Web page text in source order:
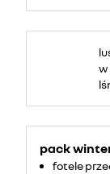
w
pack
fotele